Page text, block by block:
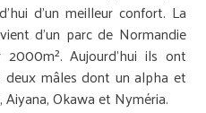
d’un meilleur confort. La
d’un parc de Normandie
Aujourd’hui ils ont
mâles dont un alpha et
Okawa et Nyméria.